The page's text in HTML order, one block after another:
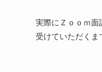
実際にＺｏｏｍ
受けていただく